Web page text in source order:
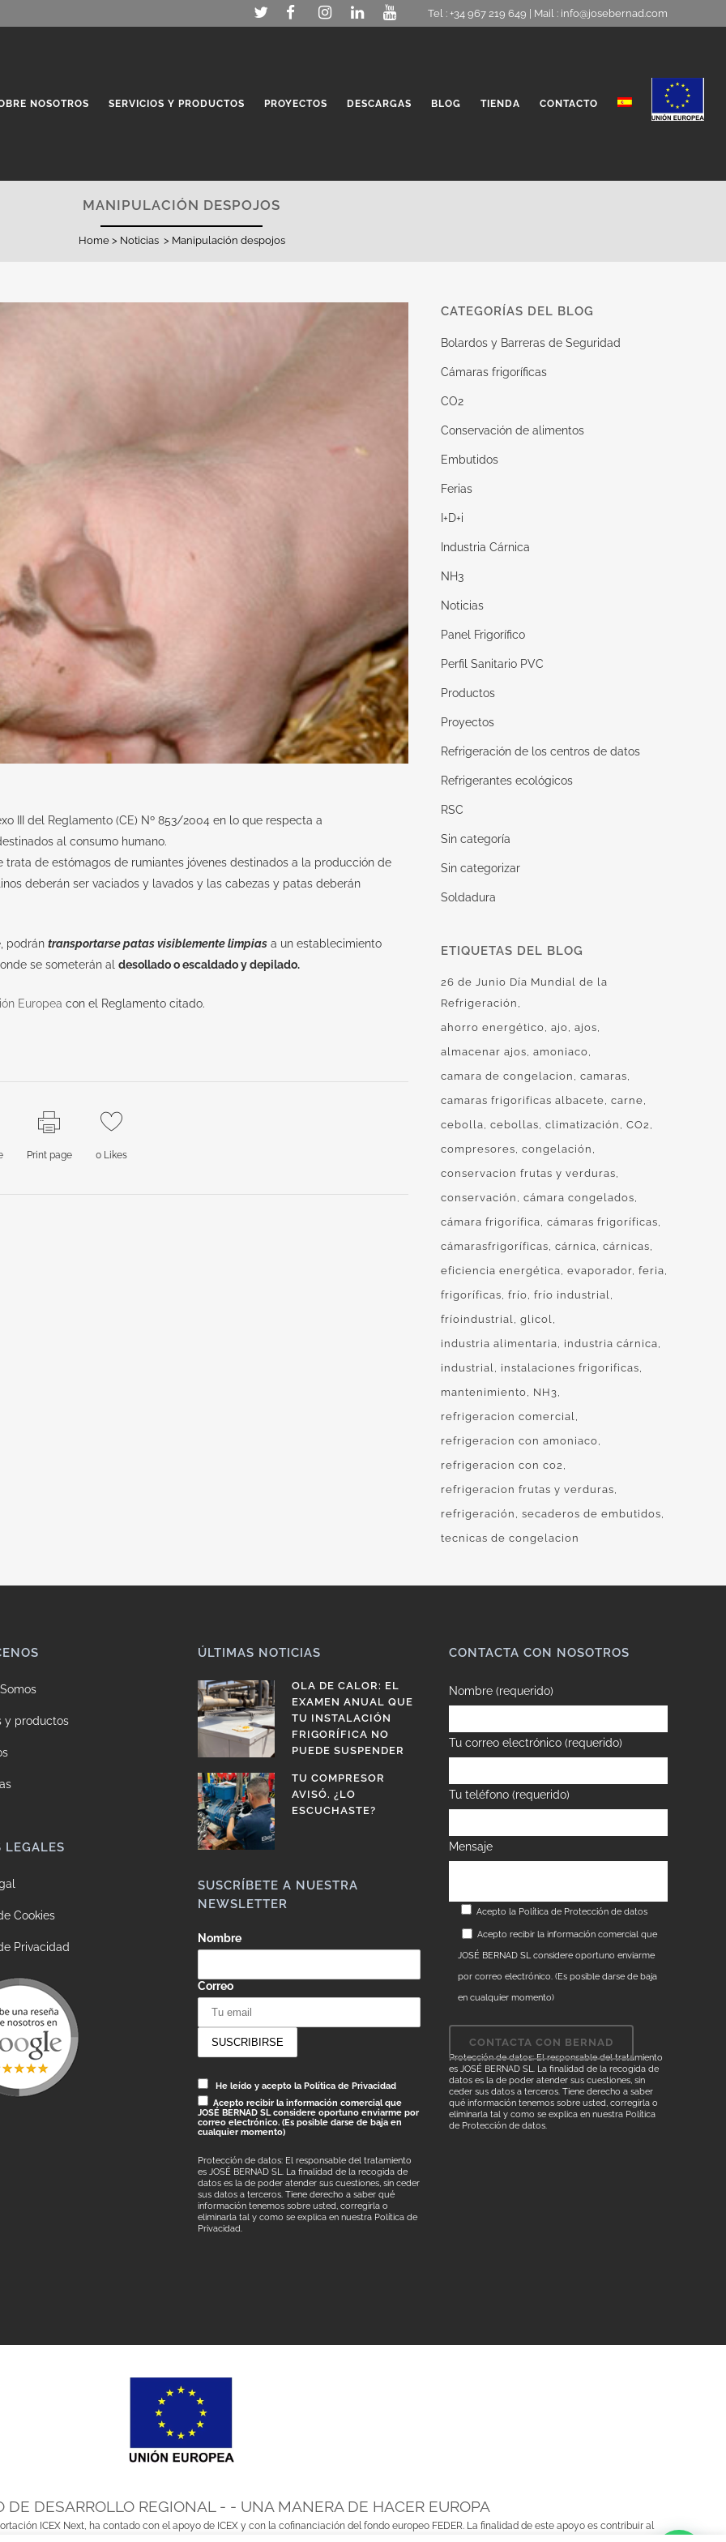
Tel : +34 967 219 649 | Mail : info@josebernad.com
NOSOTROS SERVICIOS Y PRODUCTOS PROYECTOS DESCARGAS BLOG TIENDA CONTACTO
MANIPULACIÓN DESPOJOS
Home> Noticias > Manipulación despojos
III del Reglamento (CE) Nº 853/2004 en lo que respecta a
al consumo humano.
trata de estómagos de rumiantes jóvenes destinados a la producción de
deberán ser vaciados y lavados y las cabezas y patas deberán
podrán transportarse patas visiblemente limpias a un establecimiento
se someterán al desollado o escaldado y depilado.
Europea con el Reglamento citado.
Print page 0Likes
CATEGORÍAS DEL BLOG
Bolardos y Barreras de Seguridad
Cámaras frigoríficas
CO2
Conservación de alimentos
Embutidos
Ferias
I+D+i
Industria Cárnica
NH3
Noticias
Panel Frigorífico
Perfil Sanitario PVC
Productos
Proyectos
Refrigeración de los centros de datos
Refrigerantes ecológicos
RSC
Sin categoría
Sin categorizar
Soldadura
ETIQUETAS DEL BLOG
26 de Junio Día Mundial de la
Refrigeración
ahorro energético ajo ajos
almacenar ajos amoniaco
camara de congelacion
camaras
camaras frigorificas albacete carne
cebolla cebollas climatización
CO2
compresores congelación
conservacion frutas y verduras
conservación
cámara congelados
cámara frigorífica cámaras frigoríficas
cámarasfrigoríficas cárnica cárnicas
eficiencia energética evaporador feria
frigoríficas frío frío industrial
fríoindustrial glicol
industria alimentaria
industria cárnica
industrial
instalaciones frigorificas
mantenimiento
NH3
refrigeracion comercial
refrigeracion con amoniaco
refrigeracion con co2
refrigeracion frutas y verduras
refrigeración
secaderos de embutidos
tecnicas de congelacion
y productos
LEGALES
Cookies
Privacidad
ÚLTIMAS NOTICIAS
OLA DE CALOR: EL
EXAMEN ANUAL QUE
TU INSTALACIÓN
FRIGORÍFICA NO
PUEDE SUSPENDER
TU COMPRESOR
AVISÓ. ¿LO
ESCUCHASTE?
SUSCRÍBETE A NUESTRA
NEWSLETTER
Nombre
Correo
He leído y acepto la Política de Privacidad
Acepto recibir la información comercial que
JOSÉ BERNAD SL considere oportuno enviarme por
correo electrónico. (Es posible darse de baja en
cualquier momento)
Protección de datos: El responsable del tratamiento
es JOSÉ BERNAD SL. La finalidad de la recogida de
datos es la de poder atender sus cuestiones, sin ceder
sus datos a terceros. Tiene derecho a saber qué
información tenemos sobre usted, corregirla o
eliminarla tal y como se explica en nuestra Política de
Privacidad.
CONTACTA CON NOSOTROS
Nombre (requerido)
Tu correo electrónico (requerido)
Tu teléfono (requerido)
Mensaje
Acepto la Política de Protección de datos
Acepto recibir la información comercial que
JOSÉ BERNAD SL considere oportuno enviarme
por correo electrónico. (Es posible darse de baja
en cualquier momento)
Protección de datos: El responsable del tratamiento
es JOSÉ BERNAD SL. La finalidad de la recogida de
datos es la de poder atender sus cuestiones, sin
ceder sus datos a terceros. Tiene derecho a saber
qué información tenemos sobre usted, corregirla o
eliminarla tal y como se explica en nuestra Política
de Protección de datos
DE DESARROLLO REGIONAL - - UNA MANERA DE HACER EUROPA
ICEX Next, ha contado con el apoyo de ICEX y con la cofinanciación del fondo europeo FEDER. La finalidad de este apoyo es contribuir al